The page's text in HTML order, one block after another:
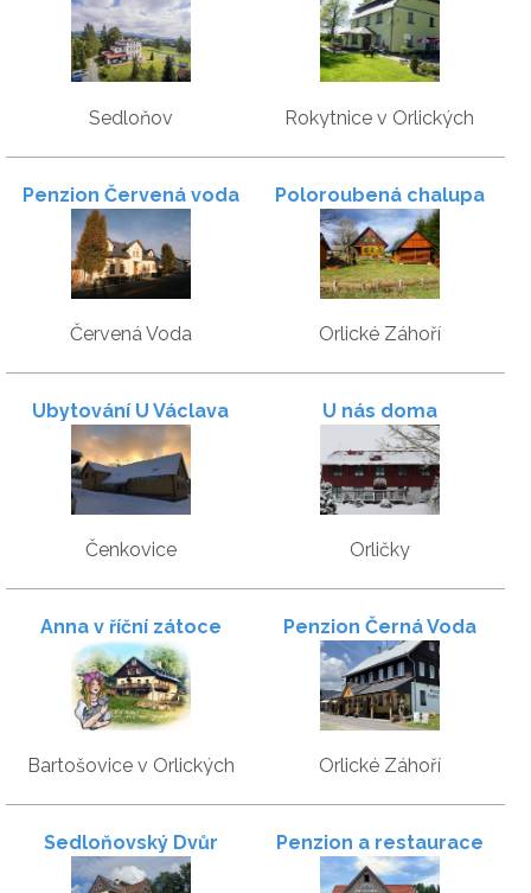
Sedloňov
Rokytnice v Orlických
horách
Penzion Červená voda
Červená Voda
Poloroubená chalupa
Orlické Záhoří
Ubytování U Václava
Čenkovice
U nás doma
Orličky
Anna v říční zátoce
Bartošovice v Orlických
horách
Penzion Černá Voda
Orlické Záhoří
Sedloňovský Dvůr
Penzion a restaurace
Pod sjezdovkou